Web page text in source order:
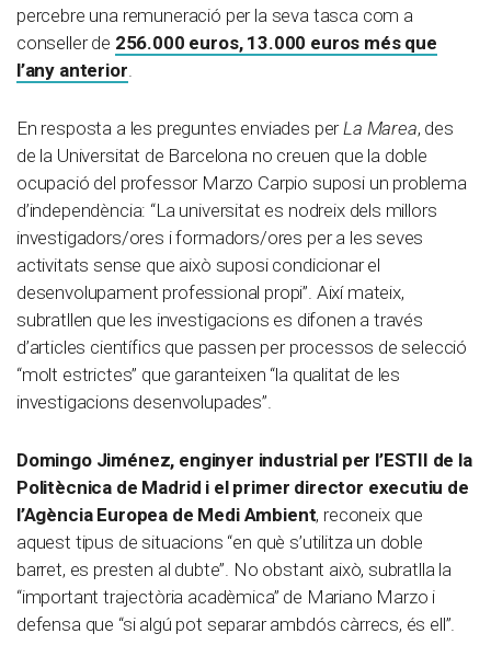
percebre una remuneració per la seva tasca com a
conseller de 256.000 euros, 13.000 euros més que
l’any anterior
En resposta a les preguntes enviades perLa Marea, des
de la Universitat de Barcelona no creuen que la doble
ocupació del professor Marzo Carpio suposi un problema
d’independència: “La universitat es nodreix dels millors
investigadors/ores i formadors/ores per a les seves
activitats sense que això suposi condicionar el
desenvolupament professional propi”. Així mateix,
subratllen que les investigacions es difonen a través
d’articles científics que passen per processos de selecció
“molt estrictes” que garanteixen “la qualitat de les
investigacions desenvolupades”.
Domingo Jiménez, enginyer industrial per l’ESTII de la
Politècnica de Madrid i el primer director executiu de
l’Agència Europea de Medi Ambient, reconeix que
aquest tipus de situacions “en què s’utilitza un doble
barret, es presten al dubte”. No obstant això, subratlla la
“important trajectòria acadèmica” de Mariano Marzo i
defensa que “si algú pot separar ambdós càrrecs, és ell”.